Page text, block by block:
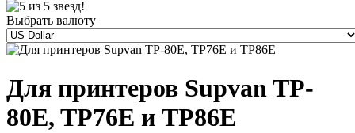
Выбрать валюту
Для принтеров Supvan TP-
80E, TP76E и TP86E